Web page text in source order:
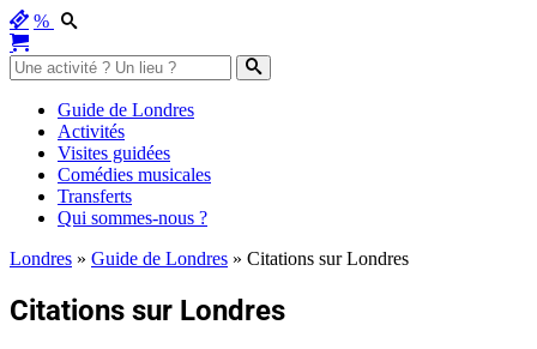
%
Guide de Londres
Activités
Visites guidées
Comédies musicales
Transferts
Qui sommes-nous ?
Londres » Guide de Londres » Citations sur Londres
Citations sur Londres